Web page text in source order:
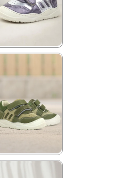
1.579,90 ₺
%42İndirim
Ücretsiz
Kargo